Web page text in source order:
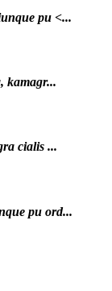
pu <...
kamagr...
cialis ...
pu ord...